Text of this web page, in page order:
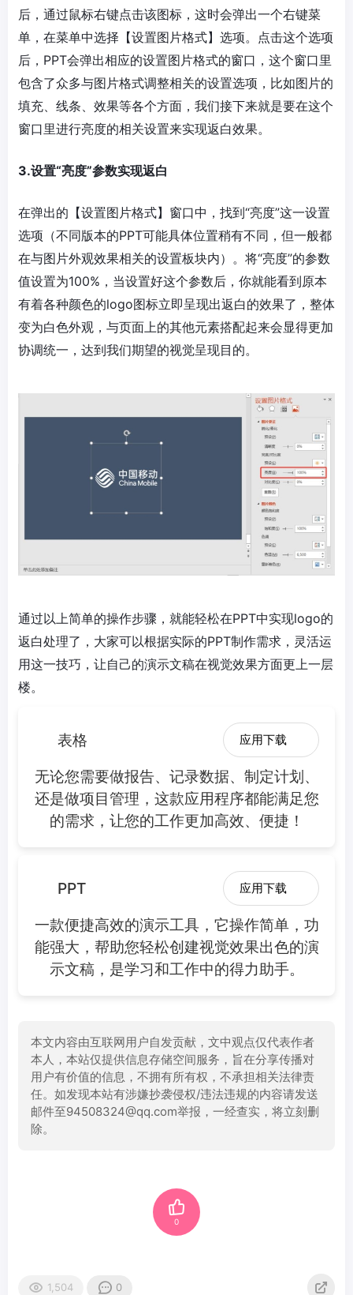
后，通过鼠标右键点击该图标，这时会弹出一个右键菜
单，在菜单中选择【设置图片格式】选项。点击这个选项
后，PPT会弹出相应的设置图片格式的窗口，这个窗口里
包含了众多与图片格式调整相关的设置选项，比如图片的
填充、线条、效果等各个方面，我们接下来就是要在这个
窗口里进行亮度的相关设置来实现返白效果。
3.设置“亮度”参数实现返白
在弹出的【设置图片格式】窗口中，找到“亮度”这一设置
选项（不同版本的PPT可能具体位置稍有不同，但一般都
在与图片外观效果相关的设置板块内）。将“亮度”的参数
值设置为100%，当设置好这个参数后，你就能看到原本
有着各种颜色的logo图标立即呈现出返白的效果了，整体
变为白色外观，与页面上的其他元素搭配起来会显得更加
协调统一，达到我们期望的视觉呈现目的。
通过以上简单的操作步骤，就能轻松在PPT中实现logo的
返白处理了，大家可以根据实际的PPT制作需求，灵活运
用这一技巧，让自己的演示文稿在视觉效果方面更上一层
楼。
表格 应用下载
无论您需要做报告、记录数据、制定计划、
还是做项目管理，这款应用程序都能满足您
的需求，让您的工作更加高效、便捷！
PPT 应用下载
一款便捷高效的演示工具，它操作简单，功
能强大，帮助您轻松创建视觉效果出色的演
示文稿，是学习和工作中的得力助手。
本文内容由互联网用户自发贡献，文中观点仅代表作者
本人，本站仅提供信息存储空间服务，旨在分享传播对
用户有价值的信息，不拥有所有权，不承担相关法律责
任。如发现本站有涉嫌抄袭侵权/违法违规的内容请发送
邮件至94508324@qq.com举报，一经查实，将立刻删
除。
0
1,504 0